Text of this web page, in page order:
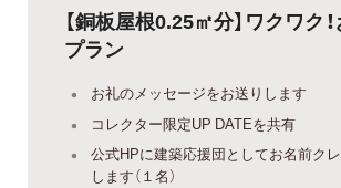
【銅板屋根0.25㎡分】ワクワク
プラン
お礼のメッセージをお送りします
コレクター限定UP DATEを共有
公式HPに建築応援団としてお名前ク
します（１名）